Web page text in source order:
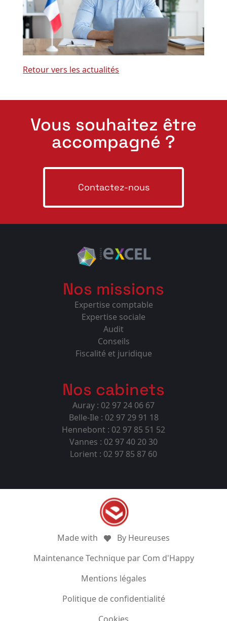
Retour vers les actualités
Vous souhaitez être
accompagné ?
Contactez-nous
Nos missions
Expertise comptable
Expertise sociale
Audit
Conseils
Fiscalité et juridique
Nos cabinets
Auray : 02 97 24 06 67
Belle-Ile : 02 97 29 91 18
Hennebont : 02 97 85 51 52
Vannes : 02 97 40 20 30
Lorient : 02 97 85 87 60
Made with
By Heureuses
Maintenance Technique par Com d'Happy
Mentions légales
Politique de confidentialité